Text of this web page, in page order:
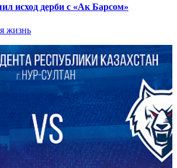
исход дерби с «Ак Барсом»
жизнь